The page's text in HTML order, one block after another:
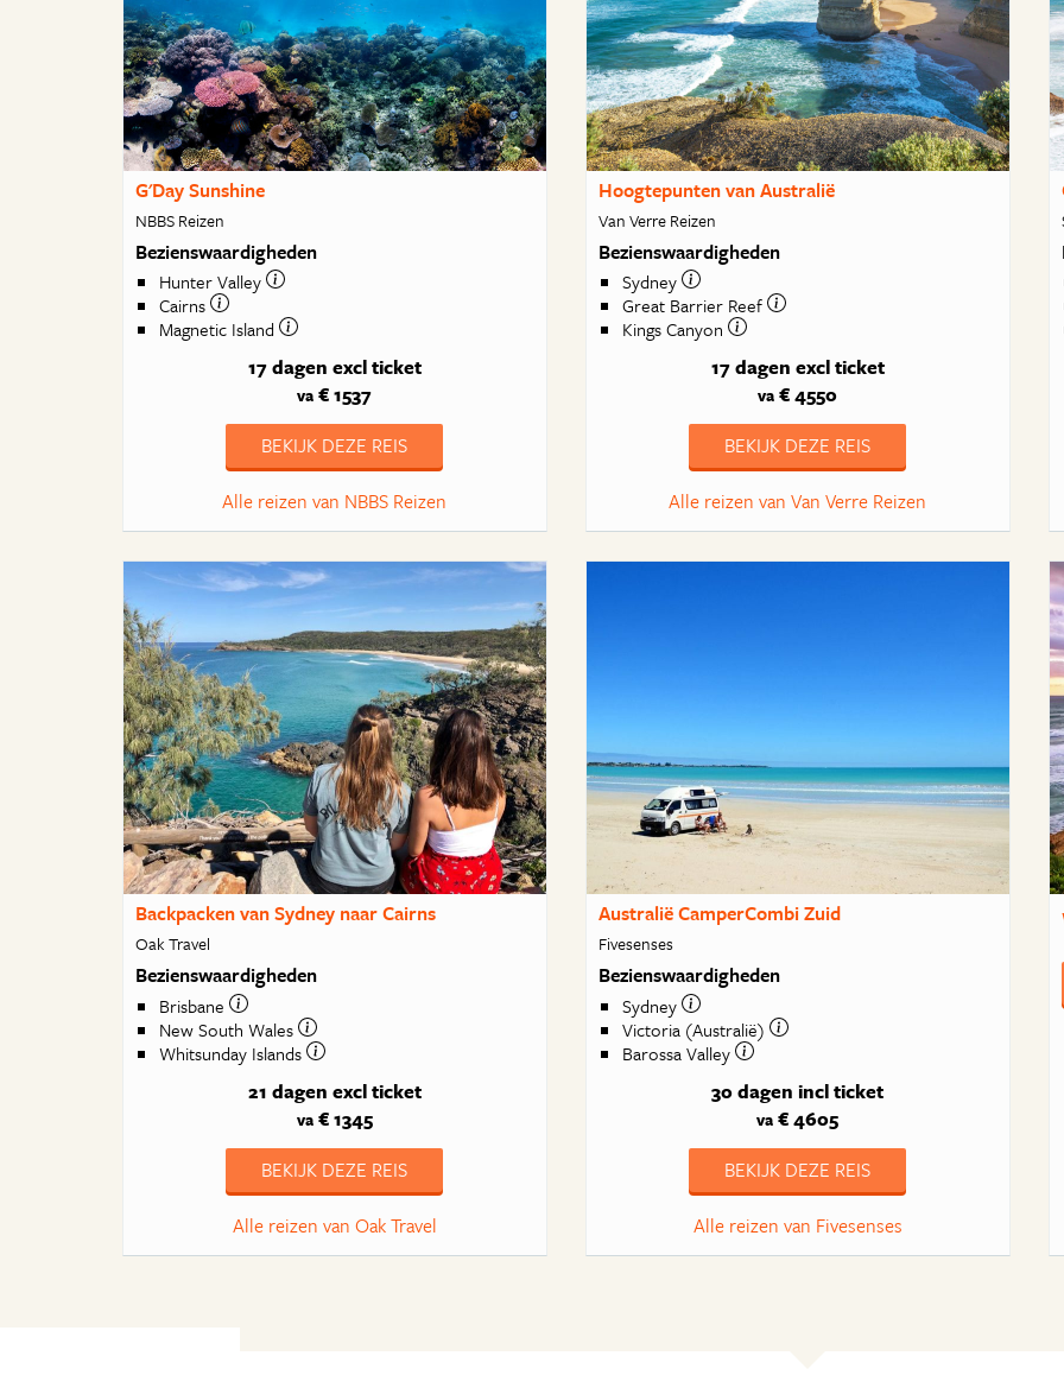
G'Day Sunshine
NBBS Reizen
Bezienswaardigheden
Hunter Valley
Cairns
Magnetic Island
17 dagen excl ticket
va € 1537
BEKIJK DEZE REIS
Alle reizen van NBBS Reizen
Hoogtepunten van Australië
Van Verre Reizen
Bezienswaardigheden
Sydney
Great Barrier Reef
Kings Canyon
17 dagen excl ticket
va € 4550
BEKIJK DEZE REIS
Alle reizen van Van Verre Reizen
Backpacken van Sydney naar Cairns
Oak Travel
Bezienswaardigheden
Brisbane
New South Wales
Whitsunday Islands
21 dagen excl ticket
va€ 1345
BEKIJK DEZE REIS
Alle reizen van Oak Travel
Australië CamperCombi Zuid
Fivesenses
Bezienswaardigheden
Sydney
Victoria (Australië)
Barossa Valley
30 dagen incl ticket
va € 4605
BEKIJK DEZE REIS
Alle reizen van Fivesenses